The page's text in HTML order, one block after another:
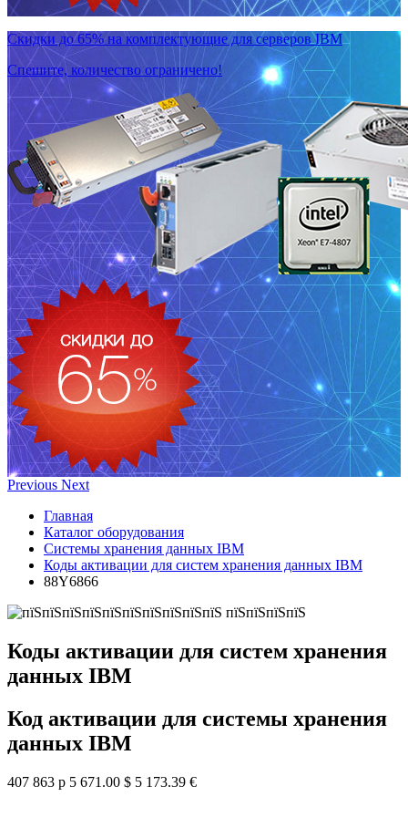
Скидки до 65% на комплектующие для серверов IBM
Спешите, количество ограничено!
Previous Next
Главная
Каталог оборудования
Системы хранения данных IBM
Коды активации для систем хранения данных IBM
88Y6866
Коды активации для систем хранения
данных IBM
Код активации для системы хранения
данных IBM
407 863 р 5 671.00 $ 5 173.39 €